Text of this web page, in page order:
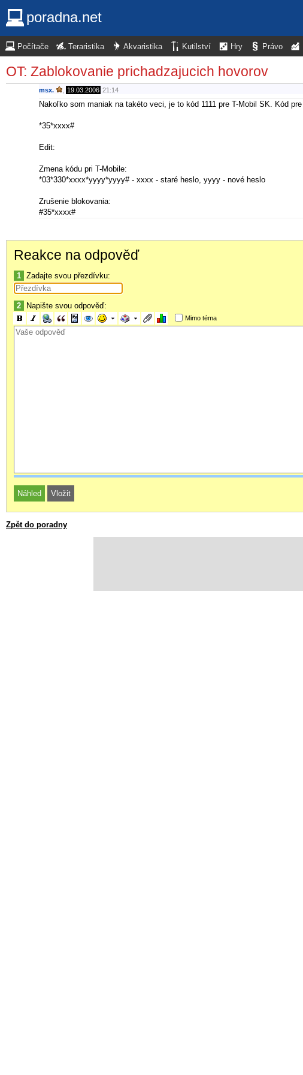
poradna.net
Počítače Teraristika Akvaristika Kutilství Hry Právo
OT: Zablokovanie prichadzajucich hovorov
msx. 19.03.2006 21:14
Nakoľko som maniak na takéto veci, je to kód 1111 pre T-Mobil SK. Kód
*35*xxxx#
Edit:
Zmena kódu pri T-Mobile:
*03*330*xxxx*yyyy*yyyy# - xxxx - staré heslo, yyyy - nové heslo
Zrušenie blokovania:
#35*xxxx#
Reakce na odpověď
1 Zadajte svou přezdívku:
2 Napište svou odpověď:
Mimo téma
Zpět do poradny